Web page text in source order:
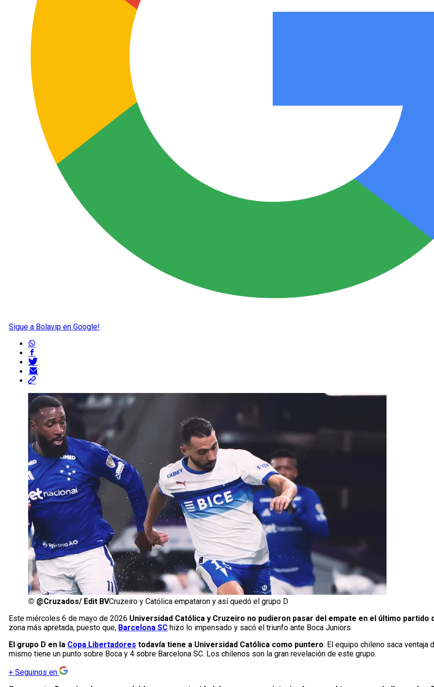
Sigue a Bolavip en Google!
© @Cruzados/ Edit BVCruzeiro y Católica empataron y así quedó el grupo D
Este miércoles 6 de mayo de 2026 Universidad Católica y Cruzeiro no pudieron pasar del empate en el último partido
zona más apretada, puesto que, Barcelona SC hizo lo impensado y sacó el triunfo ante Boca Juniors.
El grupo D en la Copa Libertadores todavía tiene a Universidad Católica como puntero. El equipo chileno saca
mismo tiene un punto sobre Boca y 4 sobre Barcelona SC. Los chilenos son la gran revelación de este grupo.
+ Seguinos en